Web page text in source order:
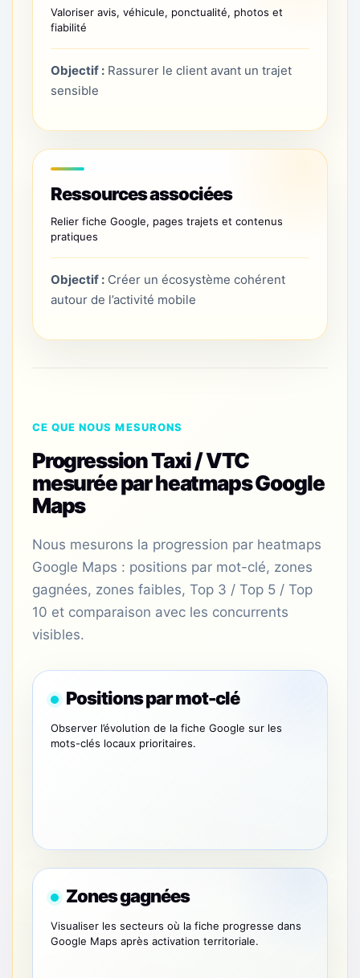
Valoriser avis, véhicule, ponctualité, photos et
fiabilité
Objectif : Rassurer le client avant un trajet
sensible
Ressources associées
Relier fiche Google, pages trajets et contenus
pratiques
Objectif : Créer un écosystème cohérent
autour de l’activité mobile
CE QUE NOUS MESURONS
Progression Taxi / VTC
mesurée par heatmaps Google
Maps
Nous mesurons la progression par heatmaps
Google Maps : positions par mot-clé, zones
gagnées, zones faibles, Top 3 / Top 5 / Top
10 et comparaison avec les concurrents
visibles.
Positions par mot-clé
Observer l’évolution de la fiche Google sur les
mots-clés locaux prioritaires.
Zones gagnées
Visualiser les secteurs où la fiche progresse dans
Google Maps après activation territoriale.